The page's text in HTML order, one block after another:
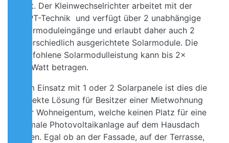
Watt. Der Kleinwechselrichter arbeitet mit der
MPPT-Technik und verfügt über 2 unabhängige
Solarmoduleingänge und erlaubt daher auch 2
unterschiedlich ausgerichtete Solarmodule. Die
empfohlene Solarmodulleistung kann bis 2x
400Watt betragen.
Beim Einsatz mit 1 oder 2 Solarpanele ist dies die
perfekte Lösung für Besitzer einer Mietwohnung
oder Wohneigentum, welche keinen Platz für eine
normale Photovoltaikanlage auf dem Hausdach
haben. Egal ob an der Fassade, auf der Terrasse,